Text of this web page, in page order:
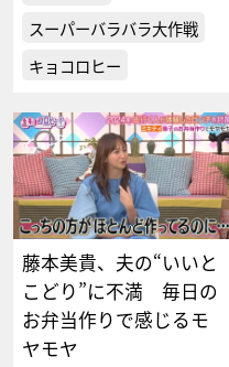
スーパーバラバラ大作戦
キョコロヒー
藤本美貴、夫の“いいと
こどり”に不満 毎日の
お弁当作りで感じるモ
ヤモヤ